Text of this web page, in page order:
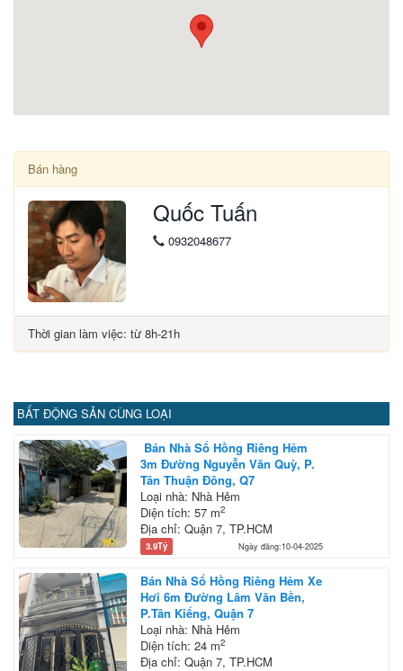
Bán hàng
Quốc Tuấn
0932048677
Thời gian làm việc: từ 8h-21h
BẤT ĐỘNG SẢN CÙNG LOẠI
Bán Nhà Sổ Hồng Riêng Hẻm
3m Đường Nguyễn Văn Quỳ, P.
Tân Thuận Đông, Q7
Loại nhà: Nhà Hẻm
Diện tích: 57 m2
Địa chỉ: Quận 7, TP.HCM
3.9Tỷ Ngày đăng:10-04-2025
Bán Nhà Sổ Hồng Riêng Hẻm Xe
Hơi 6m Đường Lâm Văn Bền,
P.Tân Kiểng, Quận 7
Loại nhà: Nhà Hẻm
Diện tích: 24 m2
Địa chỉ: Quận 7, TP.HCM